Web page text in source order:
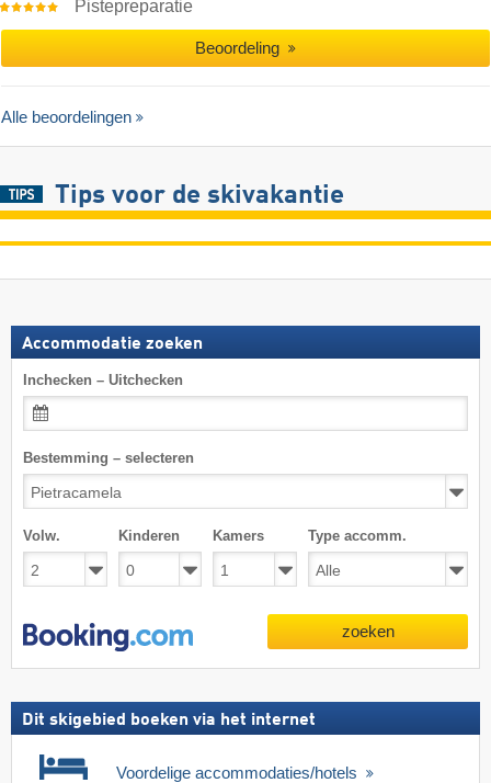
Pistepreparatie
Beoordeling
Alle beoordelingen
Tips voor de skivakantie
Accommodatie zoeken
Inchecken – Uitchecken
Bestemming – selecteren
Volw. Kinderen Kamers Type accomm.
zoeken
Dit skigebied boeken via het internet
Voordelige accommodaties/hotels